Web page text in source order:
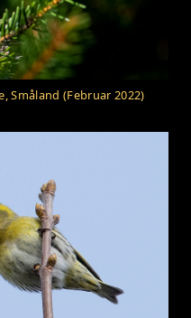
Småland (Februar 2022)